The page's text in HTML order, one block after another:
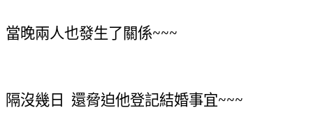
當晚兩人也發生了關係~~~
隔沒幾日 還脅迫他登記結婚事宜~~~